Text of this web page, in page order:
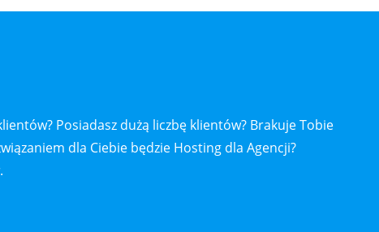
Posiadasz dużą liczbę klientów? Brakuje Tobie
dla Ciebie będzie Hosting dla Agencji?